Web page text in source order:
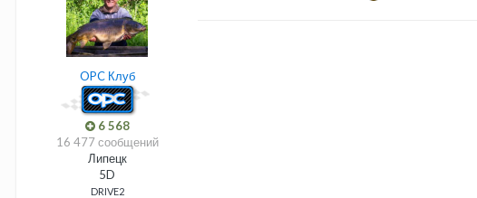
OPC Клуб
6 568
16 477 сообщений
Липецк
5D
DRIVE2